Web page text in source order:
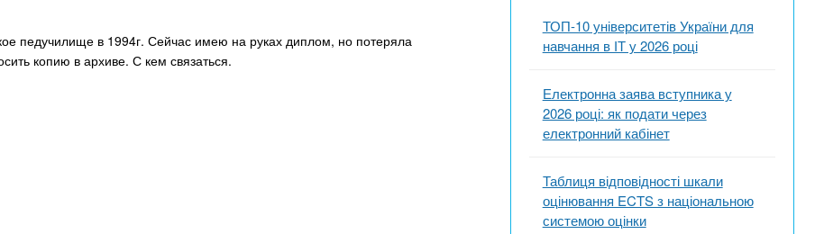
педучилище в 1994г. Сейчас имею на руках диплом, но потеряла
копию в архиве. С кем связаться.
ТОП-10 університетів України для
навчання в ІТ у 2026 році
Електронна заява вступника у
2026 році: як подати через
електронний кабінет
Таблиця відповідності шкали
оцінювання ECTS з національною
системою оцінки